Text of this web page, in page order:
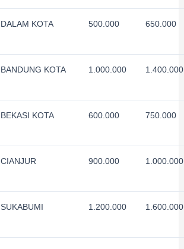
DALAM KOTA 500.000 650.000
BANDUNG KOTA 1.000.000 1.400.000
BEKASI KOTA 600.000 750.000
CIANJUR 900.000 1.000.000
SUKABUMI 1.200.000 1.600.000